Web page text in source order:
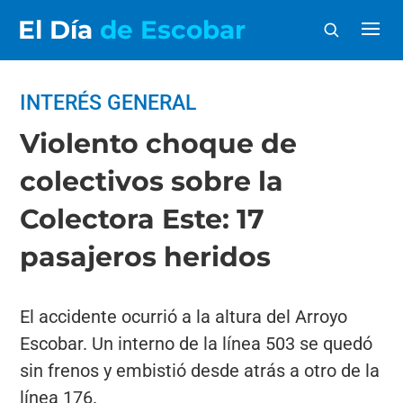
El Día de Escobar
INTERÉS GENERAL
Violento choque de
colectivos sobre la
Colectora Este: 17
pasajeros heridos
El accidente ocurrió a la altura del Arroyo
Escobar. Un interno de la línea 503 se quedó
sin frenos y embistió desde atrás a otro de la
línea 176.